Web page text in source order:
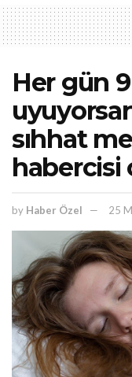
Her gün
sıhhat
habercisi
by Haber Özel 25